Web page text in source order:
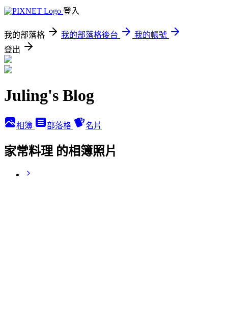
登入
我的部落格 我的部落格後台
我的帳號
登出
Juling's Blog
相簿 部落格 名片
家常料理 的相簿照片